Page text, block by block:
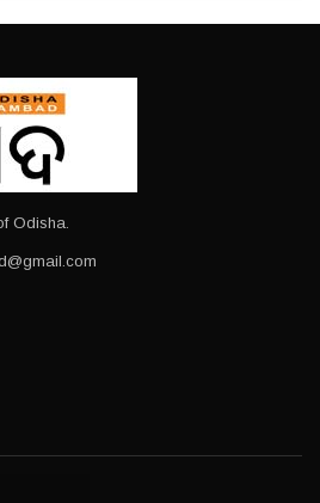
Odisha.